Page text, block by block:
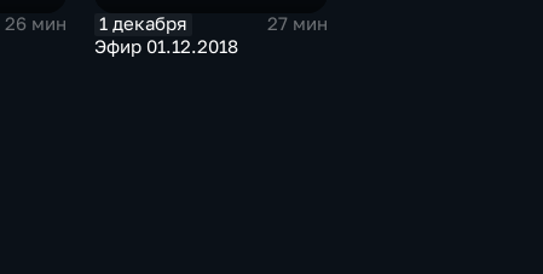
26 мин
1 декабря
27 мин
Эфир 01.12.2018